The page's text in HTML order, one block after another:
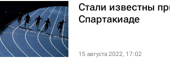
Стали известны
Спартакиаде
15 августа 2022, 17:02